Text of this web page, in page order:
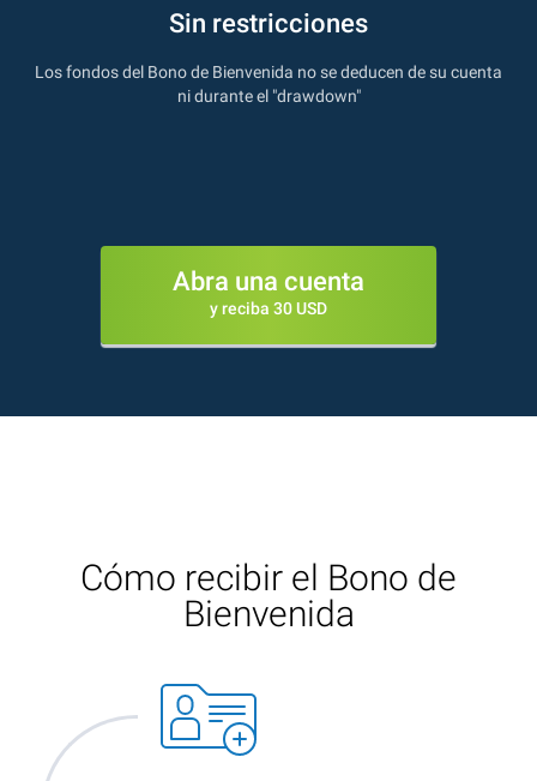
Sin restricciones
Los fondos del Bono de Bienvenida no se deducen de su cuenta
ni durante el "drawdown"
Abra una cuenta
y reciba 30 USD
Cómo recibir el Bono de
Bienvenida